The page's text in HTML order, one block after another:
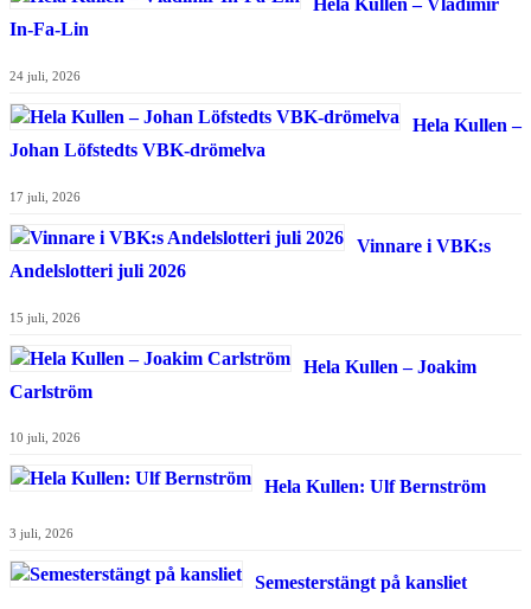
Hela Kullen – Vladimir
In-Fa-Lin
24 juli, 2026
Hela Kullen –
Johan Löfstedts VBK-drömelva
17 juli, 2026
Vinnare i VBK:s
Andelslotteri juli 2026
15 juli, 2026
Hela Kullen – Joakim
Carlström
10 juli, 2026
Hela Kullen: Ulf Bernström
3 juli, 2026
Semesterstängt på kansliet